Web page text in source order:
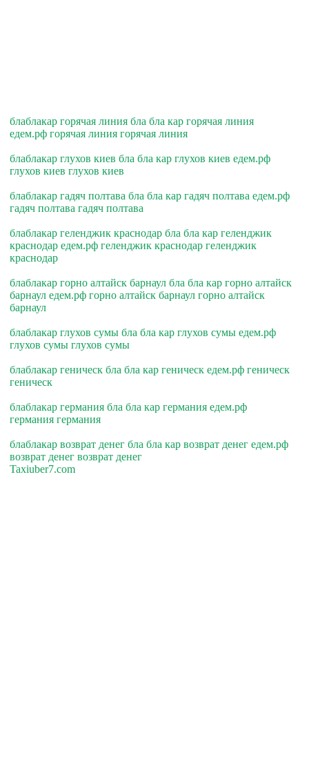
блаблакар горячая линия бла бла кар горячая линия
едем.рф горячая линия горячая линия
блаблакар глухов киев бла бла кар глухов киев едем.рф
глухов киев глухов киев
блаблакар гадяч полтава бла бла кар гадяч полтава едем.рф
гадяч полтава гадяч полтава
блаблакар геленджик краснодар бла бла кар геленджик
краснодар едем.рф геленджик краснодар геленджик
краснодар
блаблакар горно алтайск барнаул бла бла кар горно алтайск
барнаул едем.рф горно алтайск барнаул горно алтайск
барнаул
блаблакар глухов сумы бла бла кар глухов сумы едем.рф
глухов сумы глухов сумы
блаблакар геническ бла бла кар геническ едем.рф геническ
геническ
блаблакар германия бла бла кар германия едем.рф
германия германия
блаблакар возврат денег бла бла кар возврат денег едем.рф
возврат денег возврат денег
Taxiuber7.com